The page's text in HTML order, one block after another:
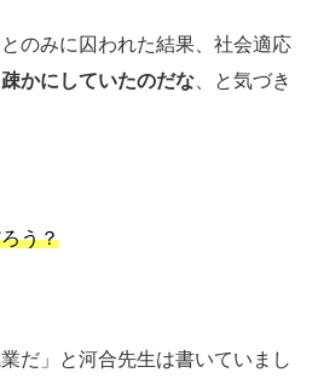
のみに囚われた結果、社会適応
かにしていたのだな 、と気づき
う？
だ」と河合先生は書いていまし